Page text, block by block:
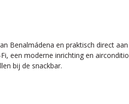
Benalmádena en praktisch direct
een moderne inrichting en
bij de snackbar.